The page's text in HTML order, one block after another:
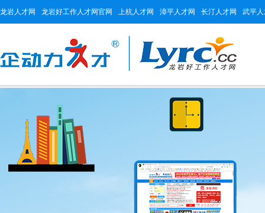
龙岩人才网 龙岩好工作人才网官网 上杭人才网 漳平人才网 长汀人才网 武平